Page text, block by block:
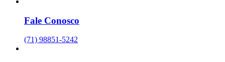
Fale Conosco
(71) 98851-5242